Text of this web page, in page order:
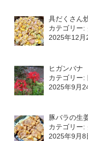
具だくさん
カテゴリー:
2025年12月
ヒガンバナ
カテゴリー:
2025年9月
豚バラの生
カテゴリー:
2025年9月8